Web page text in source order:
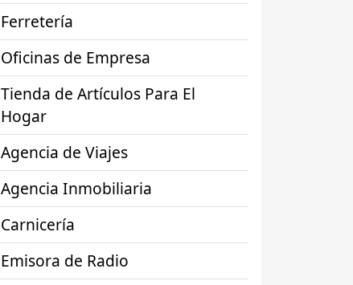
Ferretería
Oficinas de Empresa
Tienda de Artículos Para El
Hogar
Agencia de Viajes
Agencia Inmobiliaria
Carnicería
Emisora de Radio